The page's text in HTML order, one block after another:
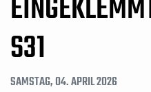
S31
SAMSTAG, 04. APRIL 2026